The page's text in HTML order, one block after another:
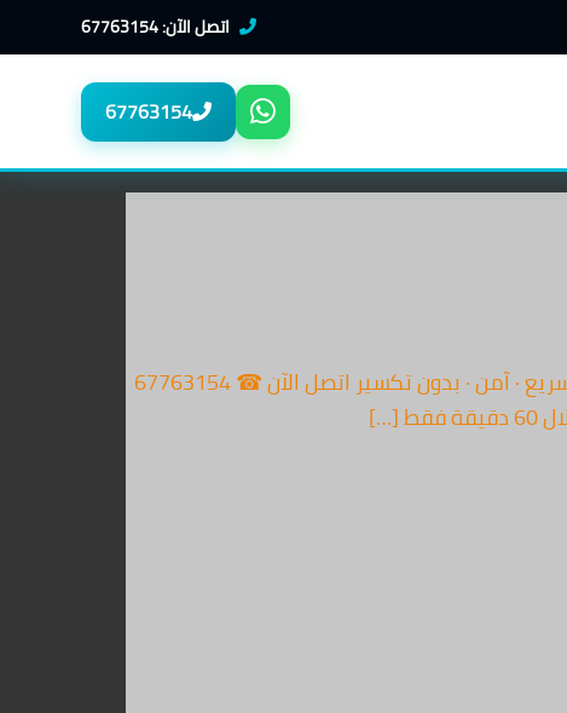
اتصل الآن: 67763154
67763154
العودة للرئيسية 📞 67763154 💬 واتساب 🏆 الأفضل في الكويت منذ 2015 — تقييم 4.9 ⭐ نقل أثاث 24 ساعة الكويت | سريع · آمن · بدون تكسير اتصل الآن ☎ 67763154